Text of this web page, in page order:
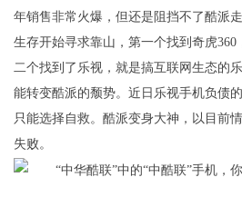
年销售非常火爆，但还是阻挡不了酷派
生存开始寻求靠山，第一个找到奇虎360
二个找到了乐视，就是搞互联网生态的
能转变酷派的颓势。近日乐视手机负债
只能选择自救。酷派变身大神，以目前
失败。